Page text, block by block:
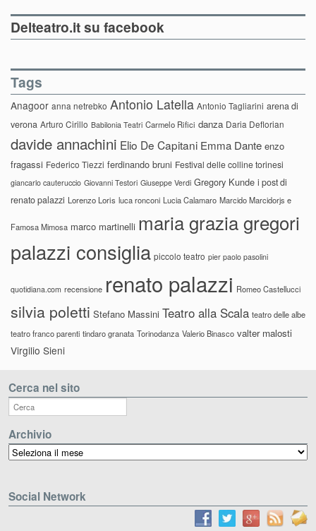
Delteatro.it su facebook
Tags
Anagoor anna netrebko Antonio Latella Antonio Tagliarini arena di
verona Arturo Cirillo Babilonia Teatri Carmelo Rifici danza Daria Deflorian
davide annachini Elio De Capitani Emma Dante enzo
fragassi Federico Tiezzi ferdinando bruni Festival delle colline torinesi
giancarlo cauteruccio Giovanni Testori Giuseppe Verdi Gregory Kunde i post di
renato palazzi Lorenzo Loris luca ronconi Lucia Calamaro Marcido Marcidorjs e
Famosa Mimosa marco martinelli maria grazia gregori
palazzi consiglia piccolo teatro pier paolo pasolini
quotidiana.com recensione renato palazzi Romeo Castellucci
silvia poletti Stefano Massini Teatro alla Scala teatro delle albe
teatro franco parenti tindaro granata Torinodanza Valerio Binasco valter malosti
Virgilio Sieni
Cerca nel sito
Archivio
Archivio
Social Network